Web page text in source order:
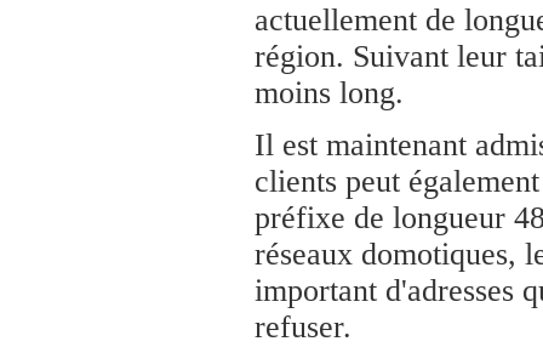
actuellement de
région. Suivant leur
moins long.
Il est maintenant
clients peut
préfixe de longueur
réseaux domotiques,
important d'adresses
refuser.